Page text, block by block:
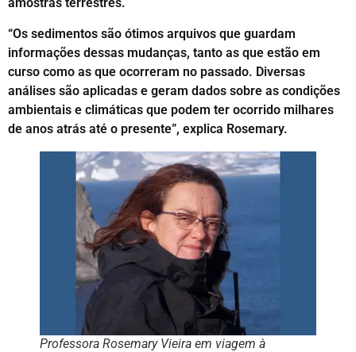
amostras terrestres.
“Os sedimentos são ótimos arquivos que guardam
informações dessas mudanças, tanto as que estão em
curso como as que ocorreram no passado. Diversas
análises são aplicadas e geram dados sobre as condições
ambientais e climáticas que podem ter ocorrido milhares
de anos atrás até o presente”, explica Rosemary.
Professora Rosemary Vieira em viagem à